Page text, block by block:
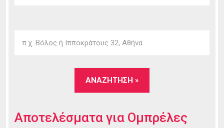
Αποτελέσματα για Ομπρέλες